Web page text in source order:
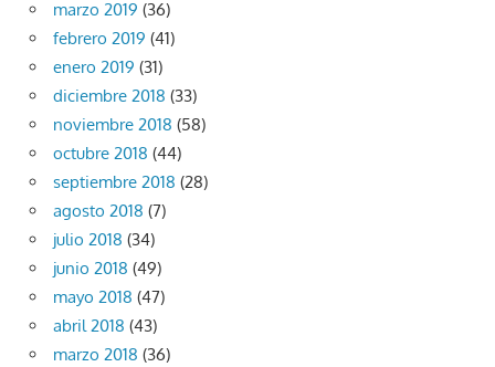
marzo 2019 (36)
febrero 2019 (41)
enero 2019 (31)
diciembre 2018 (33)
noviembre 2018 (58)
octubre 2018 (44)
septiembre 2018 (28)
agosto 2018 (7)
julio 2018 (34)
junio 2018 (49)
mayo 2018 (47)
abril 2018 (43)
marzo 2018 (36)